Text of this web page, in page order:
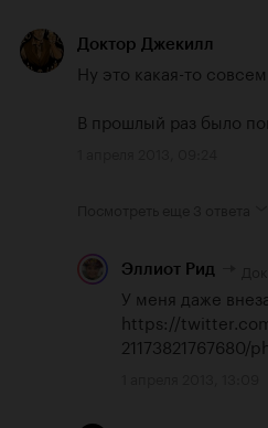
Доктор Джекилл
Ну это какая-то
В прошлый раз было
Эллиот Рид
https://
21173821767680/